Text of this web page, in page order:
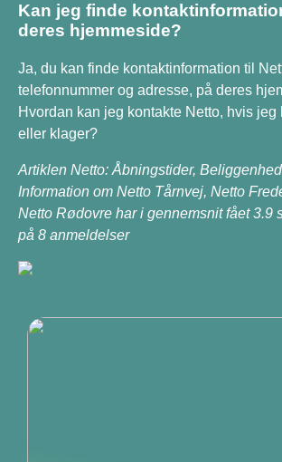
Kan jeg finde
deres hjemmeside?
Ja, du kan finde kontaktinformation til
telefonnummer og adresse, på deres
Hvordan kan jeg kontakte Netto, hvis jeg
eller klager?
Artiklen Netto: Åbningstider,
Information om Netto Tårnvej, Netto
Netto Rødovre har i gennemsnit fået3.9
på 8 anmeldelser